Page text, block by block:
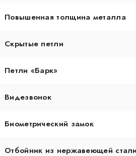
Повышенная толщина металла
Скрытые петли
Петли «Барк»
Видезвонок
Биометрический замок
Отбойник из нержавеющей стали